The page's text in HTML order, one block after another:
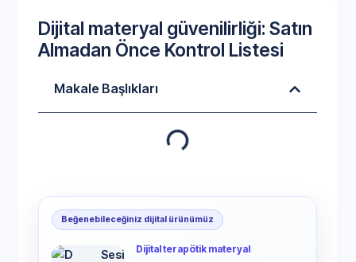
Dijital materyal güvenilirliği: Satın
Almadan Önce Kontrol Listesi
Makale Başlıkları
Beğenebileceğiniz dijital ürünümüz
Dijital terapötik materyal